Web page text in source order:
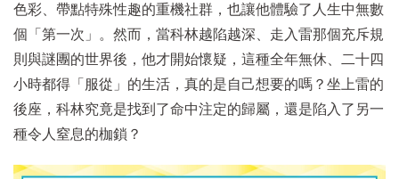
色彩、帶點特殊性趣的重機社群，也讓他體驗了人生中無數
個「第一次」。然而，當科林越陷越深、走入雷那個充斥規
則與謎團的世界後，他才開始懷疑，這種全年無休、二十四
小時都得「服從」的生活，真的是自己想要的嗎？坐上雷的
後座，科林究竟是找到了命中注定的歸屬，還是陷入了另一
種令人窒息的枷鎖？